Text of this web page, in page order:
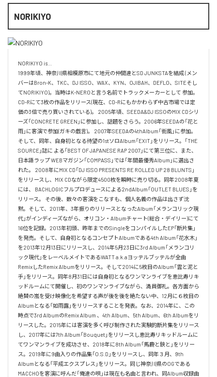
NORIKIYO
NORIKIYO is...
1999年頃、神奈川県相模原市にて地元の仲間達とSD JUNKSTAを結成 (メン
バーはBron-K、TKC、DJ ISSO、WAX、KYN、OJIBAH、DEFLO、SITEそし
てNORIKIYO)。当時はK-NEROと言う名前でトラックメーカーとして 参加。
CD-Rにて3枚の作品をリリース(現在、CD-Rにもかかわらず中古市場では定
価の3倍で売り買いされている)。 2005年頃、SEEDA&DJ ISSOのMIX CDシリ
ーズ「CONCRETE GREEN」に参加し、話題をさらう。2006年SEEDAの「花と
雨」に客演で参加(ガキの戯言)。 2007年SEEDAの4thAlbum「街風」に参加。
そして、同年、自身初となる待望の1stソロAlbum「EXIT」をリリース。「THE
SOURCE」誌に よる「BEST OF JAPANESE RAP 2007」にて第三位に、また、
日本語ラップ WEBマガジン「COMPASS」では「年間最優秀Album」に選出さ
れた。 2008年にMIX CD「DJ ISSO PRESENTS RE ROLLED UP 28 BLUNTS」
をリリースし、MIX CDながら限定4500枚を瞬時に売り切る。同年2008年夏
には、 BACHLOGICフルプロデュースによる2ndAlbum「OUTLET BLUES」を
リリース。 その後、数々の客演をこなすも、個人名義の作品は出さず沈
黙。そして、2011年、3年振りのリリースとなったAlbum「メランコリック現
代」がインディーズながら、オリコン・Albumチャート(総合・デイリー)にて
16位を記録。2013年初頭、昨年までのSingleをコンパイルしたEP「断片集」
を発売。そして、自身初となるコンセプトAlbumである4th Album「花水木」
を2013年12月13日にリリースし、2014年5月23日に3rd Album「メランコリ
ック現代」をレーベルメイトであるWATT a.k.aヨッテルブッテルが全曲
RemixしたRemix Albumをリリース。そして2014に5枚目のAlbum「雲と泥と
手」をリリース。同年8月31日には自身初となるワンマンライブを恵比寿リキ
ッドルームにて開催し、初のワンマンライブながら、満員御礼。各方面から
絶賛の嵐を受け映像化を希望する声が後を後を絶たない中、12月に６枚目の
Albumとなる「如雨露」をリリースすることを発表。なお、2014年に、この
時点で3rd AlbumのRemix Album 、4th Album、5th Album、6th Albumをリ
リースした。2015年には客演を多く呼び制作された実験的断片集をリリース
し、2017年には7th Album「Bouquet」をリリースし恵比寿リキッドルームに
てワンマンライブを成功させ、2018年に8th Album「馬鹿と鋏と」をリリー
ス。2019年に9曲入りの作品集「O.S.D」をリリースし、同年３月、9th
Albumとなる「平成エクスプレス」をリリース。同じ神奈川県のOGである
MACCHOを客演に呼んだ「俺達の唄」は現在も名曲と言われ、同Album収録曲